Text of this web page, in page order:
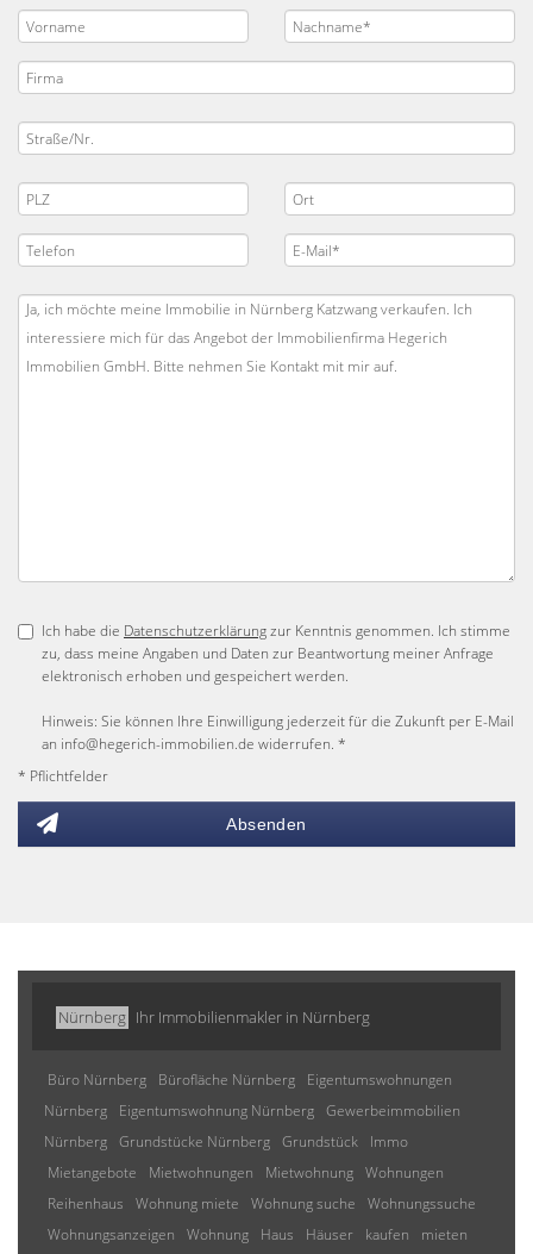
Ich habe die Datenschutzerklärungzur Kenntnis genommen. Ich stimme
zu, dass meine Angaben und Daten zur Beantwortung meiner Anfrage
elektronisch erhoben und gespeichert werden.
Hinweis: Sie können Ihre Einwilligung jederzeit für die Zukunft per E-Mail
an info@hegerich-immobilien.de widerrufen. *
* Pflichtfelder
Absenden
Nürnberg Ihr Immobilienmakler in Nürnberg
Büro Nürnberg Bürofläche Nürnberg
Eigentumswohnungen
Nürnberg
Eigentumswohnung Nürnberg Gewerbeimmobilien
Nürnberg Grundstücke Nürnberg Grundstück
Immo
Mietangebote
Mietwohnungen Mietwohnung Wohnungen
Reihenhaus
Wohnung miete Wohnung suche
Wohnungssuche
Wohnungsanzeigen
Wohnung Haus Häuser kaufen
mieten